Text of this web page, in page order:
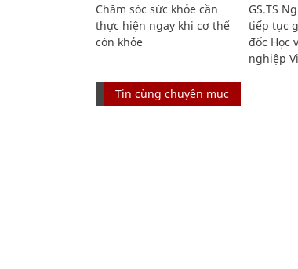
Chăm sóc sức khỏe cần
thực hiện ngay khi cơ thể
còn khỏe
GS.TS
tiếp tục
đốc Học
nghiệp
Tin cùng chuyên mục